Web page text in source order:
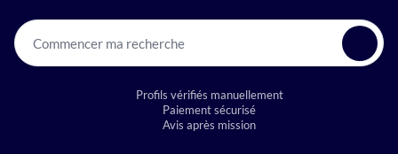
Commencer ma recherche
Profils vérifiés manuellement
Paiement sécurisé
Avis après mission